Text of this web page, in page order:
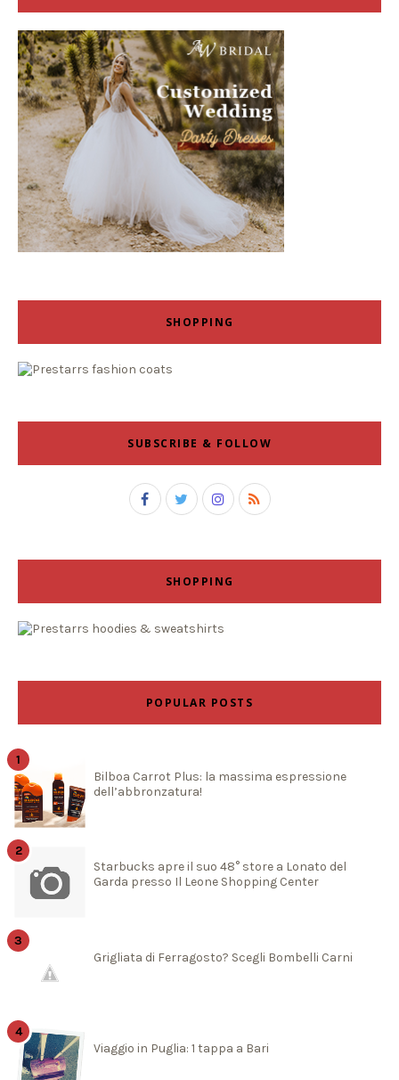
SHOPPING
SUBSCRIBE & FOLLOW
SHOPPING
POPULAR POSTS
Bilboa Carrot Plus: la massima espressione
dell’abbronzatura!
Starbucks apre il suo 48° store a Lonato del
Garda presso Il Leone Shopping Center
Grigliata di Ferragosto? Scegli Bombelli Carni
Viaggio in Puglia: 1 tappa a Bari